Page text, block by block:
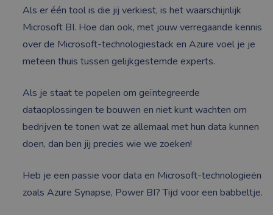
Als er één tool is die jij verkiest, is het waarschijnlijk
Microsoft BI. Hoe dan ook, met jouw verregaande kennis
over de Microsoft-technologiestack en Azure voel je je
meteen thuis tussen gelijkgestemde experts.
Als je staat te popelen om geïntegreerde
dataoplossingen te bouwen en niet kunt wachten om
bedrijven te tonen wat ze allemaal met hun data kunnen
doen, dan ben jij precies wie we zoeken!
Heb je een passie voor data en Microsoft-technologieën
zoals Azure Synapse, Power BI? Tijd voor een babbeltje.